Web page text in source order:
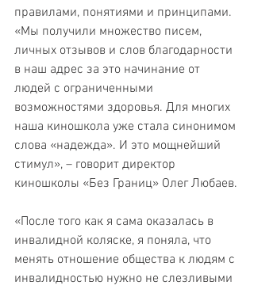
правилами, понятиями и принципами.
«Мы получили множество писем,
личных отзывов и слов благодарности
в наш адрес за это начинание от
людей с ограниченными
возможностями здоровья. Для многих
наша киношкола уже стала синонимом
слова «надежда». И это мощнейший
стимул», – говорит директор
киношколы «Без Границ» Олег Любаев.
«После того как я сама оказалась в
инвалидной коляске, я поняла, что
менять отношение общества к людям с
инвалидностью нужно не слезливыми